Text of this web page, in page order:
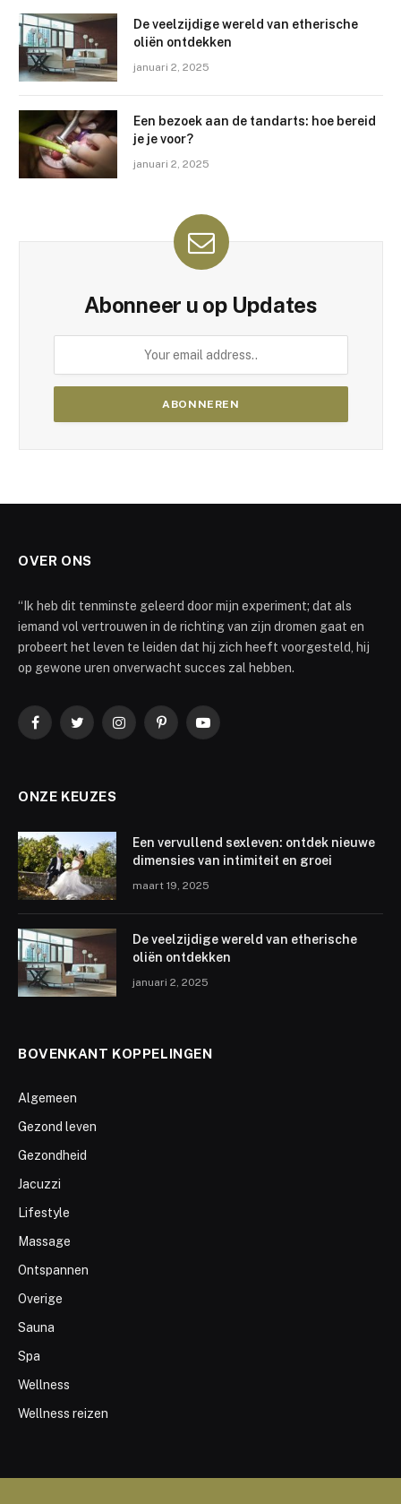
De veelzijdige wereld van etherische
oliën ontdekken
januari 2, 2025
Een bezoek aan de tandarts: hoe bereid
je je voor?
januari 2, 2025
Abonneer u op Updates
OVER ONS
“Ik heb dit tenminste geleerd door mijn experiment; dat als
iemand vol vertrouwen in de richting van zijn dromen gaat en
probeert het leven te leiden dat hij zich heeft voorgesteld, hij
op gewone uren onverwacht succes zal hebben.
FacebookTwitterInstagramPinterestYouTube
ONZE KEUZES
Een vervullend sexleven: ontdek nieuwe
dimensies van intimiteit en groei
maart 19, 2025
De veelzijdige wereld van etherische
oliën ontdekken
januari 2, 2025
BOVENKANT KOPPELINGEN
Algemeen
Gezond leven
Gezondheid
Jacuzzi
Lifestyle
Massage
Ontspannen
Overige
Sauna
Spa
Wellness
Wellness reizen